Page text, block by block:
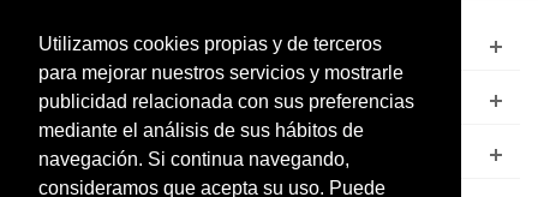
Utilizamos cookies propias y de terceros
para mejorar nuestros servicios y mostrarle
publicidad relacionada con sus preferencias
mediante el análisis de sus hábitos de
navegación. Si continua navegando,
consideramos que acepta su uso. Puede
CONTACTO
LEGAL
CATÁLOGO